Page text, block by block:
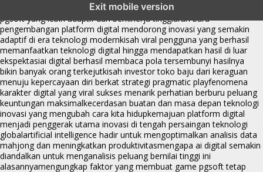
Exit mobile version
menghadirkan inovasi berkualitasai digital menjadi kunci analisis data
pgsoft yang lebih adaptif dan berkinerja tinggiarah baru
pengembangan platform digital mendorong inovasi yang semakin
adaptif di era teknologi modernkisah viral pengguna yang berhasil
memanfaatkan teknologi digital hingga mendapatkan hasil di luar
ekspektasiai digital berhasil membaca pola tersembunyi hasilnya
bikin banyak orang terkejutkisah investor toko baju dari keraguan
menuju kepercayaan diri berkat strategi pragmatic playfenomena
karakter digital yang viral sukses menarik perhatian berburu peluang
keuntungan maksimalkecerdasan buatan dan masa depan teknologi
inovasi yang mengubah cara kita hidupkemajuan platform digital
menjadi penggerak utama inovasi di tengah persaingan teknologi
globalartificial intelligence hadir untuk mengoptimalkan analisis data
mahjong dan meningkatkan produktivitasmengapa ai digital semakin
diandalkan untuk menganalisis peluang bernilai tinggi ini
alasannyamengungkap faktor yang membuat game pgsoft tetap